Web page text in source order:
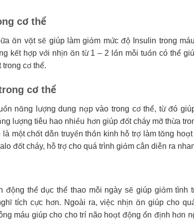
cơ thể
ăn vặt sẽ giúp làm giảm mức độ Insulin trong
kết hợp với nhịn ăn từ 1 – 2 lần mỗi tuần có thể
cơ thể.
cơ thể
năng lượng dung nạp vào trong cơ thể, từ đó
lượng tiêu hao nhiều hơn giúp đốt cháy mỡ thừa
một chất dẫn truyền thần kinh hỗ trợ làm tăng
đốt cháy, hỗ trợ cho quá trình giảm cân diễn ra
động thể dục thể thao mỗi ngày sẽ giúp giảm tình
tích cực hơn. Ngoài ra, việc nhịn ăn giúp cho
máu giúp cho cho trí não hoạt động ổn định hơn